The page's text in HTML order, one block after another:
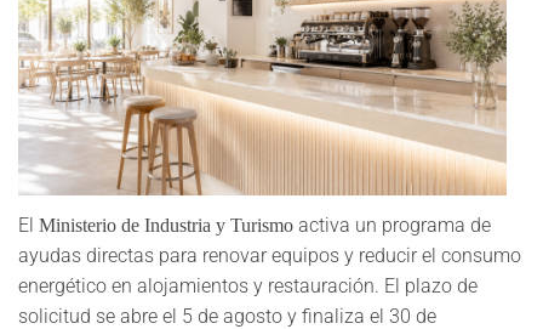
El Ministerio de Industria y Turismo activa un programa de
ayudas directas para renovar equipos y reducir el consumo
energético en alojamientos y restauración. El plazo de
solicitud se abre el 5 de agosto y finaliza el 30 de